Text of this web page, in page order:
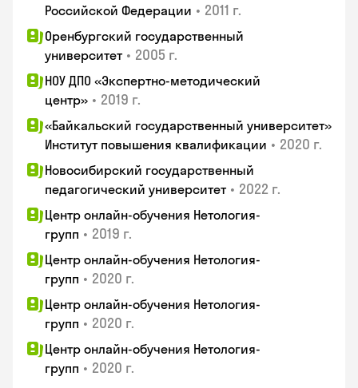
Российской Федерации • 2011 г.
Оренбургский государственный
университет • 2005 г.
НОУ ДПО «Экспертно-методический
центр» • 2019 г.
«Байкальский государственный университет»
Институт повышения квалификации • 2020 г.
Новосибирский государственный
педагогический университет • 2022 г.
Центр онлайн-обучения Нетология-
групп • 2019 г.
Центр онлайн-обучения Нетология-
групп • 2020 г.
Центр онлайн-обучения Нетология-
групп • 2020 г.
Центр онлайн-обучения Нетология-
групп • 2020 г.